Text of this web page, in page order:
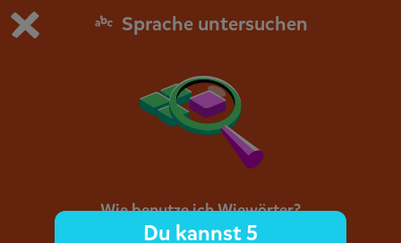
Du spielst die kostenfreie Testversion von scoyo.
Jetzt bestellen
Sprache untersuchen
Wie benutze ich Wiewörter?
Du kannst 5